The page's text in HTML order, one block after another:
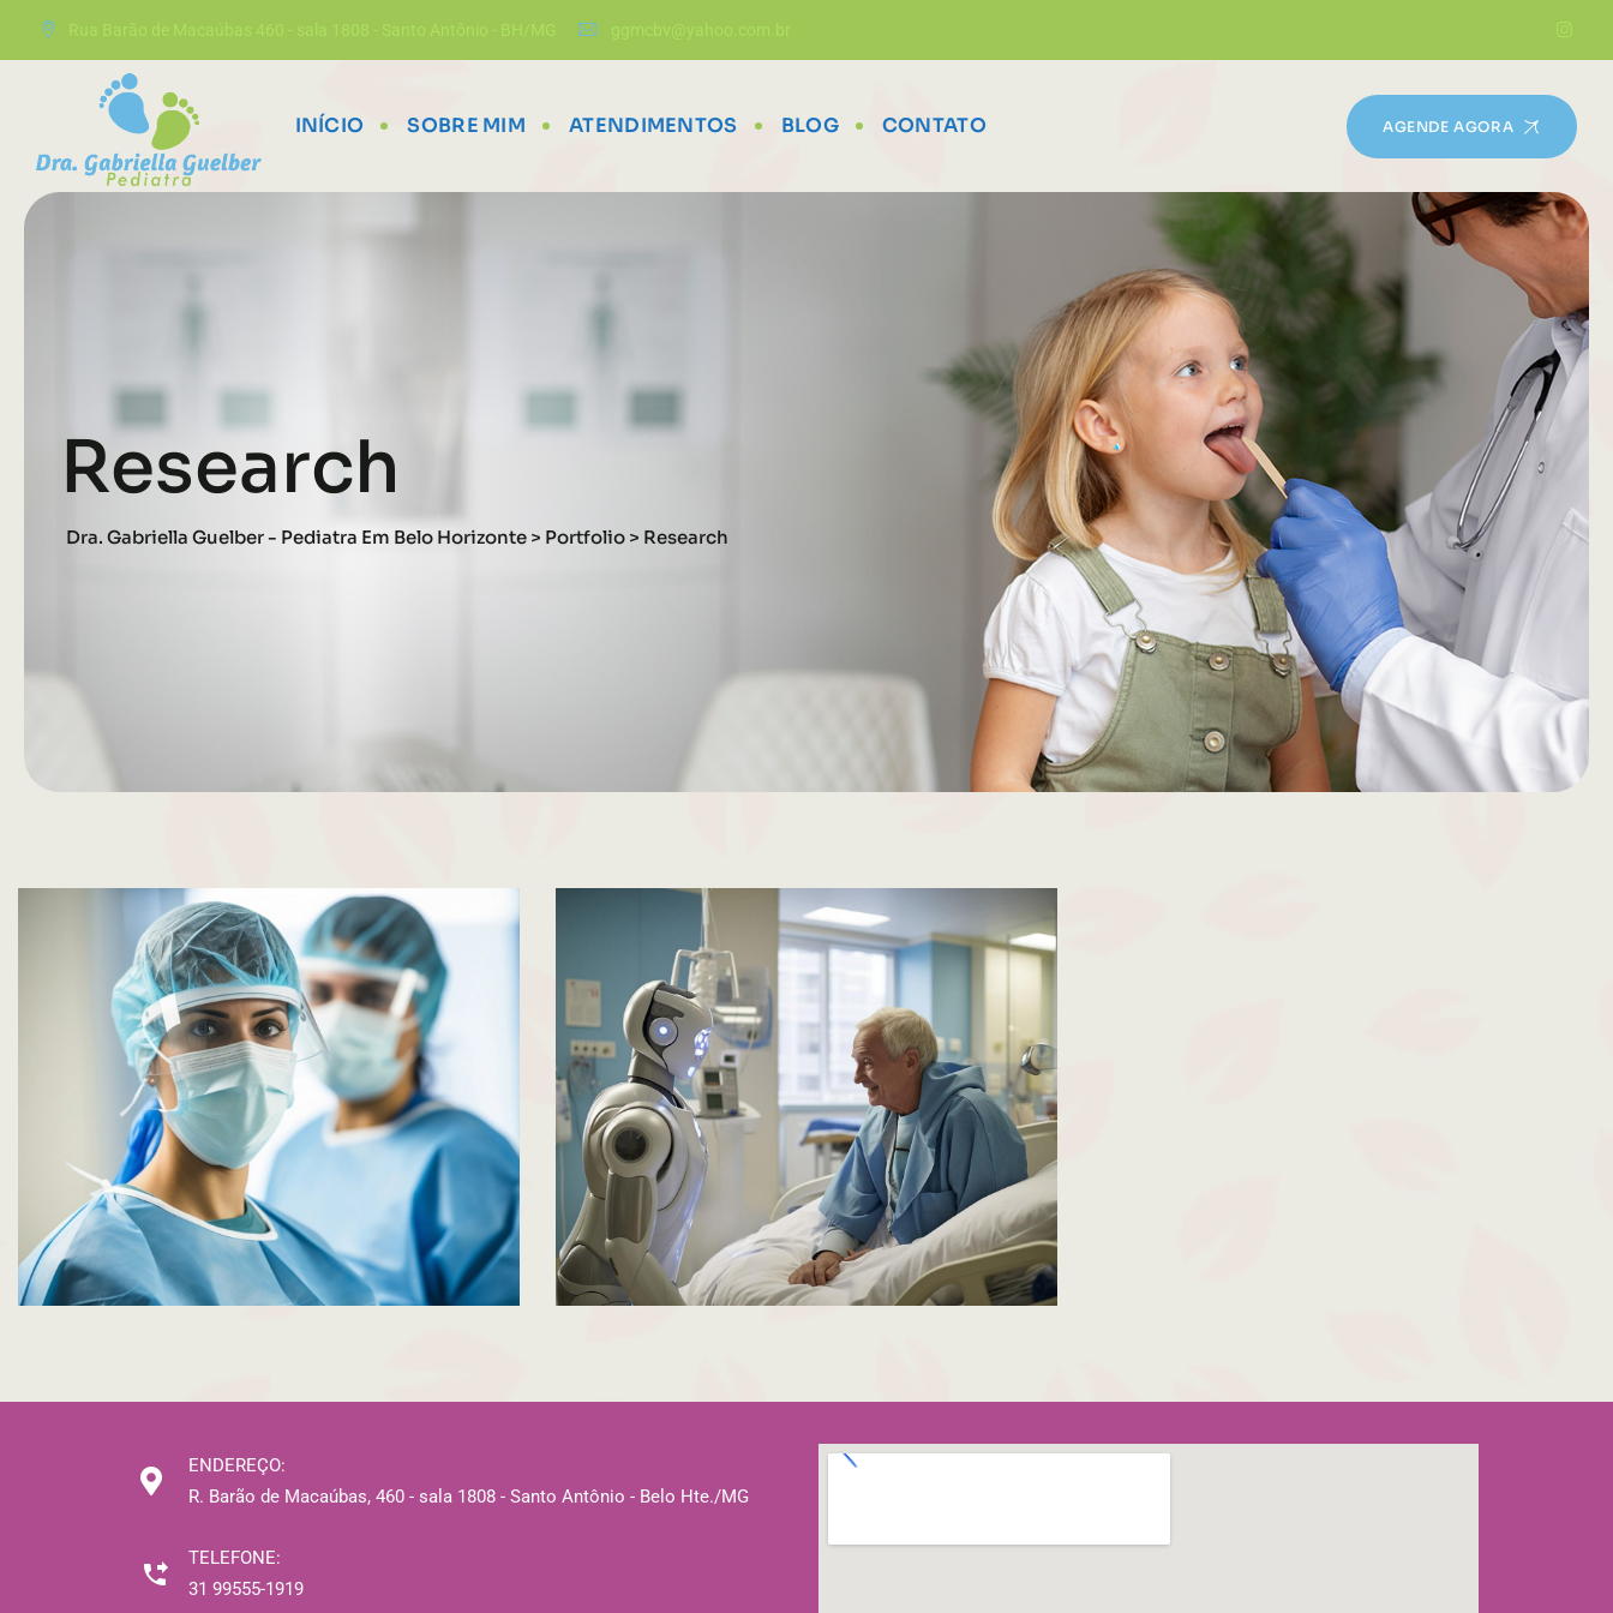
Rua Barão de Macaúbas 460 - sala 1808 - Santo Antônio - BH/MG ggmcbv@yahoo.com.br
INÍCIO SOBRE MIM ATENDIMENTOS BLOG CONTATO AGENDE AGORA
Research
Dra. Gabriella Guelber - Pediatra Em Belo Horizonte > Portfolio > Research
Research
Cardiothoracic
Research
Orthopaedic Surgery
ENDEREÇO:
R. Barão de Macaúbas, 460 - sala 1808 - Santo Antônio - Belo Hte./MG
TELEFONE:
31 99555-1919